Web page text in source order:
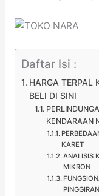
Daftar Isi :
HARGA TERPAL
BELI DI SINI
KENDARAAN
KARET
ANALISIS
MIKRON
PINGGIRAN